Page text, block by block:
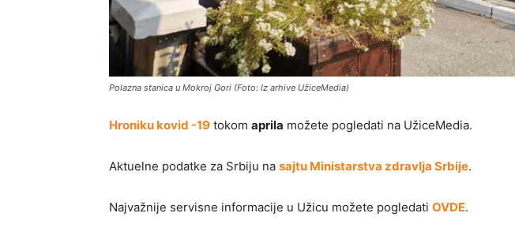
Polazna stanica u Mokroj Gori (Foto: Iz arhive UžiceMedia)
Hroniku kovid -19 tokom aprila možete pogledati na UžiceMedia.
Aktuelne podatke za Srbiju na sajtu Ministarstva zdravlja Srbije.
Najvažnije servisne informacije u Užicu možete pogledati OVDE.